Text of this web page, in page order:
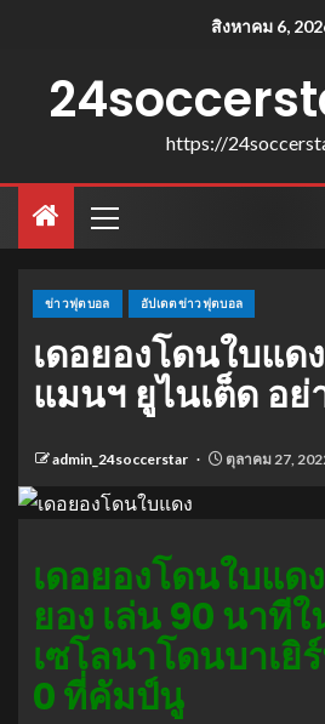
สิงหาคม 6,
https://
ข่าวฟุตบอล อัปเดตข่าวฟุตบอล
เดอยองโดนใบแด
แมนฯ ยูไนเต็ด อ
admin_24soccerstar ตุลาคม 27,
เดอยองโดนใบแด
ยอง เล่น 90 นาที
เซโลนาโดนบาเ
0 ที่คัมป์นู